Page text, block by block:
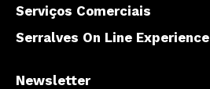
Serviços Comerciais
Serralves On Line Experience
Newsletter